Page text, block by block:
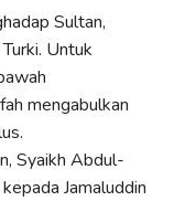
Sultan,
Untuk
mengabulkan
Syaikh Abdul-
Jamaluddin